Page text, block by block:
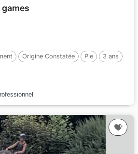
Origine Constatée Pie
3 ans